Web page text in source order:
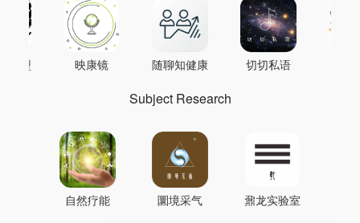
模型 映康镜 随聊知健康 切切私语
Subject Research
自然疗能 圜境采气 鼐龙实验室